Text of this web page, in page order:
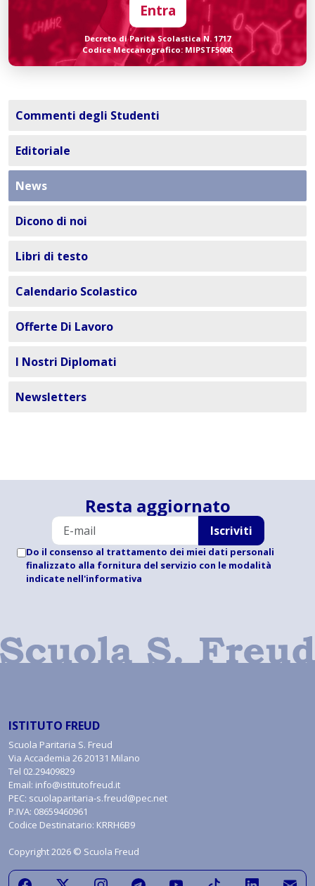
Entra
Decreto di Parità Scolastica N. 1717
Codice Meccanografico: MIPSTF500R
Commenti degli Studenti
Editoriale
News
Dicono di noi
Libri di testo
Calendario Scolastico
Offerte Di Lavoro
I Nostri Diplomati
Newsletters
Resta aggiornato
Iscriviti
Do il consenso al trattamento dei miei dati personali
finalizzato alla fornitura del servizio con le modalità
indicate nell'informativa
ISTITUTO FREUD
Scuola Paritaria S. Freud
Via Accademia 26 20131 Milano
Tel 02.29409829
Email: info@istitutofreud.it
PEC: scuolaparitaria-s.freud@pec.net
P.IVA: 08659460961
Codice Destinatario: KRRH6B9
Copyright 2026 © Scuola Freud